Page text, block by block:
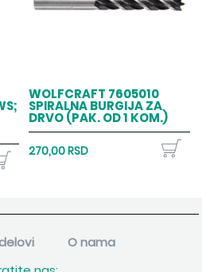
WOLFCRAFT 7605010
SPIRALNA BURGIJA ZA
DRVO (PAK. OD 1 KOM.)
270,00 RSD
O nama